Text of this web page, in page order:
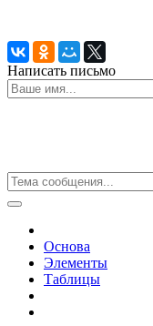
Написать письмо
Основа
Элементы
Таблицы